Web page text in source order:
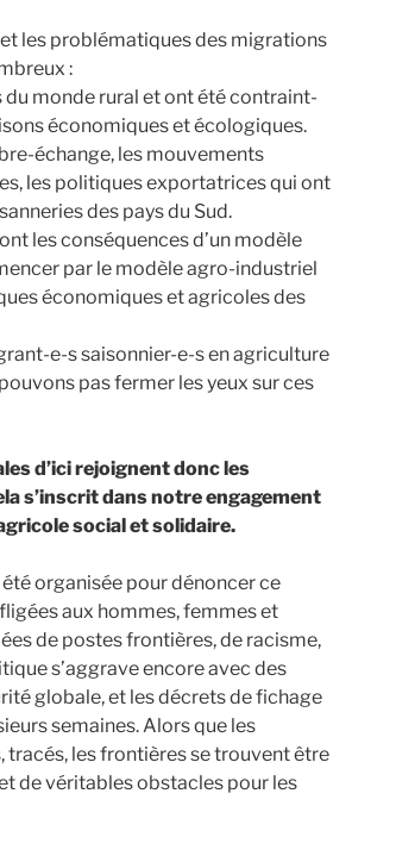
les problématiques des migrations
:
du monde rural et ont été contraint-
économiques et écologiques.
échange, les mouvements
les politiques exportatrices qui ont
des pays du Sud.
les conséquences d’un modèle
par le modèle agro-industriel
économiques et agricoles des
e-s saisonnier-e-s en agriculture
pas fermer les yeux sur ces
d’ici rejoignent donc les
s’inscrit dans notre engagement
social et solidaire.
organisée pour dénoncer ce
aux hommes, femmes et
de postes frontières, de racisme,
s’aggrave encore avec des
globale, et les décrets de fichage
semaines. Alors que les
les frontières se trouvent être
de véritables obstacles pour les